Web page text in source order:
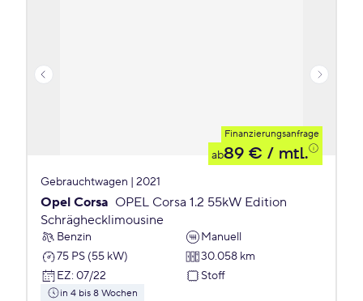
Finanzierungsanfrage
ab89 € / mtl.
Gebrauchtwagen | 2021
Opel Corsa OPEL Corsa 1.2 55kW Edition
Schräghecklimousine
Benzin
Manuell
75 PS (55 kW)
30.058 km
EZ: 07/22 Stoff
in 4 bis 8 Wochen